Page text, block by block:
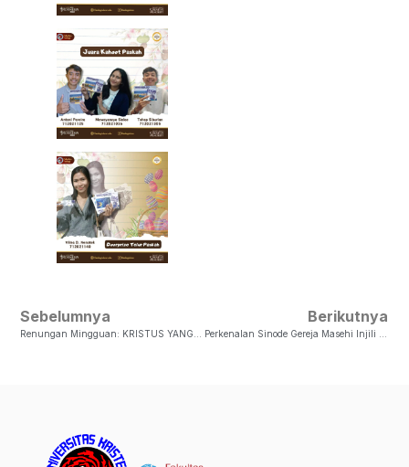
Sebelumnya Berikutnya